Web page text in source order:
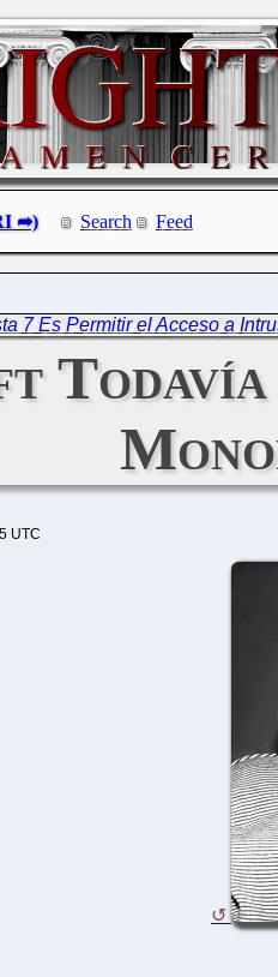
Search Feed
7 Es Permitir el Acceso a
Todavía
UTC